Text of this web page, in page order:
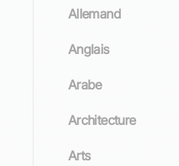
Allemand
Anglais
Arabe
Architecture
Arts